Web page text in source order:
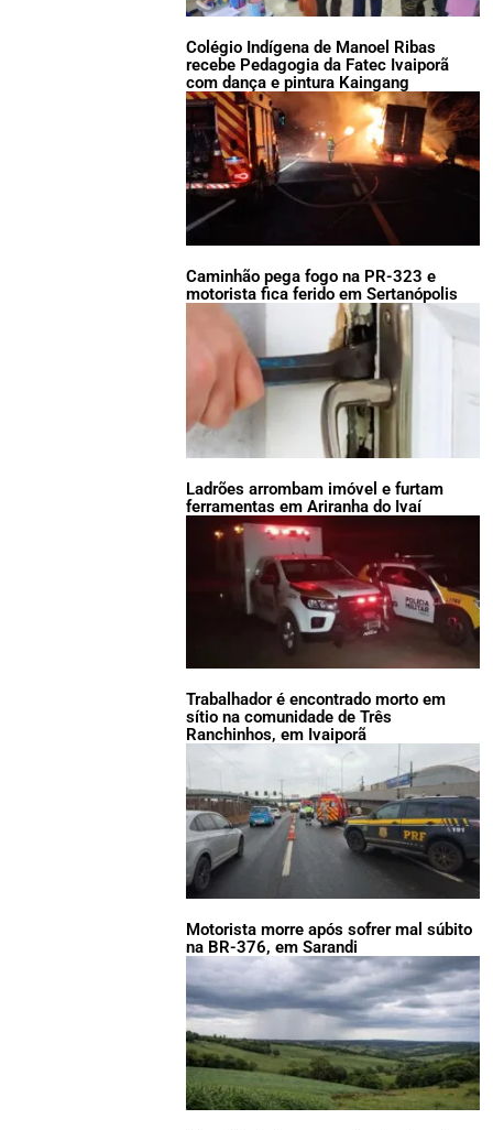
Colégio Indígena de Manoel Ribas
recebe Pedagogia da Fatec Ivaiporã
com dança e pintura Kaingang
Caminhão pega fogo na PR-323 e
motorista fica ferido em Sertanópolis
Ladrões arrombam imóvel e furtam
ferramentas em Ariranha do Ivaí
Trabalhador é encontrado morto em
sítio na comunidade de Três
Ranchinhos, em Ivaiporã
Motorista morre após sofrer mal súbito
na BR-376, em Sarandi